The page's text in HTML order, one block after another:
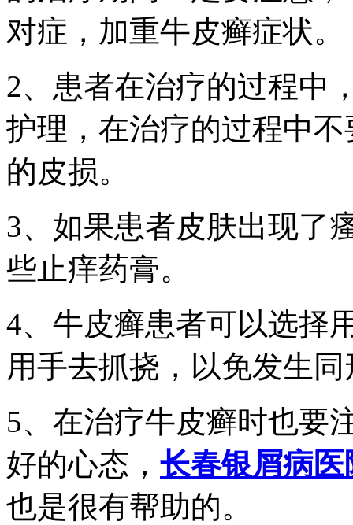
对症，加重牛皮癣症状。
2、患者在治疗的过程中
护理，在治疗的过程中
的皮损。
3、如果患者皮肤出现了
些止痒药膏。
4、牛皮癣患者可以选择
用手去抓挠，以免发生
5、在治疗牛皮癣时也要
好的心态， 长春银屑病医
也是很有帮助的。